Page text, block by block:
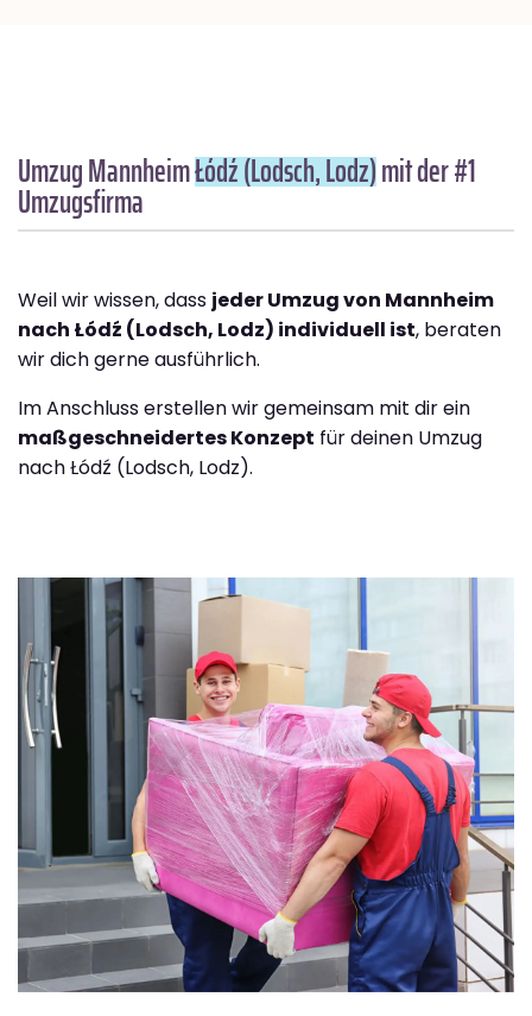
Umzug MannheimŁódź (Lodsch, Lodz)mit der #1
Umzugsfirma
Weil wir wissen, dass jeder Umzug von Mannheim
nach Łódź (Lodsch, Lodz) individuell ist, beraten
wir dich gerne ausführlich.
Im Anschluss erstellen wir gemeinsam mit dir ein
maßgeschneidertes Konzept für deinen Umzug
nach Łódź (Lodsch, Lodz).